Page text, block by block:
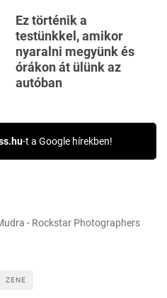
Ez történik a
testünkkel, amikor
nyaralni megyünk és
órákon át ülünk az
autóban
-t a Google hírekben!
- Rockstar Photographers
ZENE